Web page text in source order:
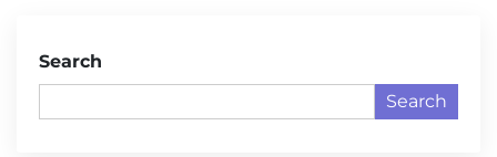
Search
Search